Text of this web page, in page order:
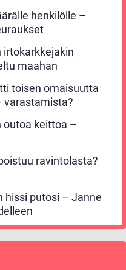
henkilölle –
irtokarkkejakin
maahan
toisen omaisuutta
varastamista?
outoa keittoa –
ravintolasta?
hissi putosi – Janne